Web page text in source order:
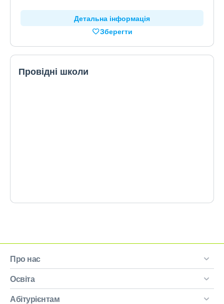
Детальна інформація
Зберегти
Провідні школи
Про нас
Освіта
Абітурієнтам